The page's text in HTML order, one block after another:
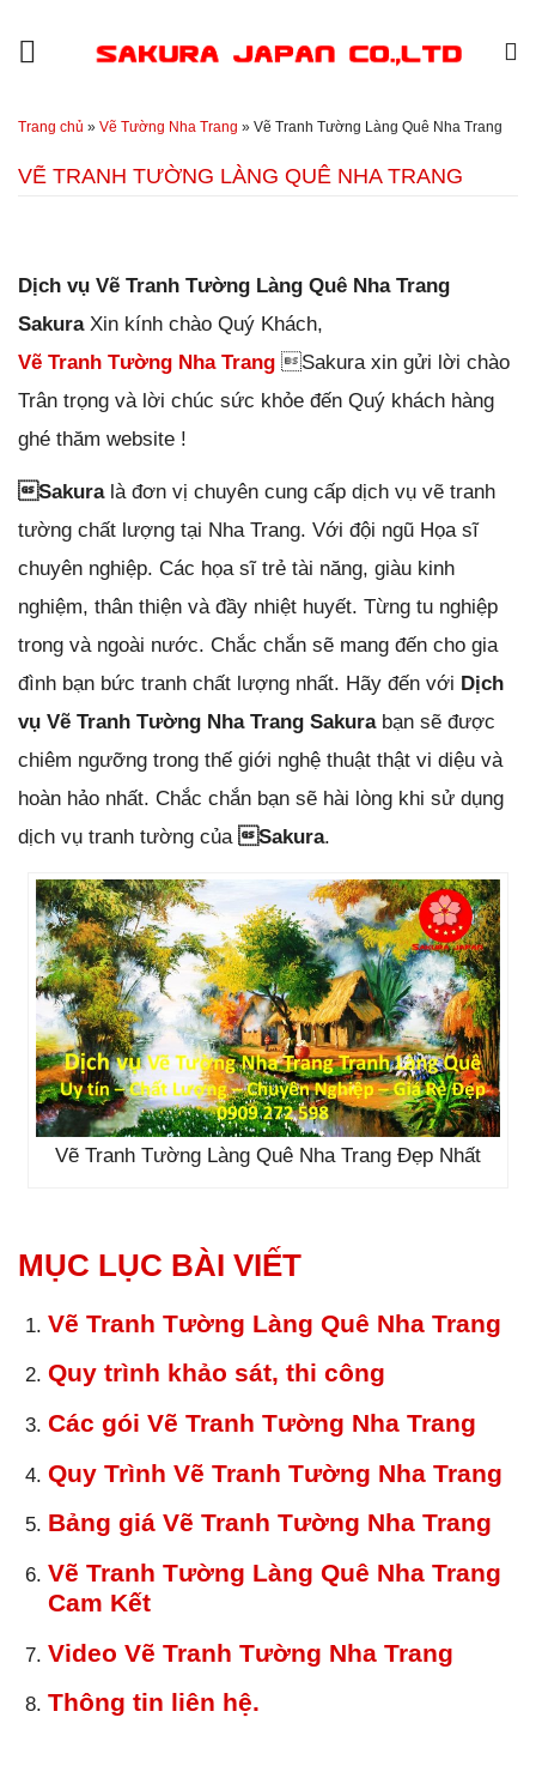
Trang chủ » Vẽ Tường Nha Trang » Vẽ Tranh Tường Làng Quê Nha Trang
VẼ TRANH TƯỜNG LÀNG QUÊ NHA TRANG
Dịch vụ Vẽ Tranh Tường Làng Quê Nha Trang
Sakura Xin kính chào Quý Khách,
Vẽ Tranh Tường Nha Trang Sakura xin gửi lời chào
Trân trọng và lời chúc sức khỏe đến Quý khách hàng
ghé thăm website !
Sakura là đơn vị chuyên cung cấp dịch vụ vẽ tranh
tường chất lượng tại Nha Trang. Với đội ngũ Họa sĩ
chuyên nghiệp. Các họa sĩ trẻ tài năng, giàu kinh
nghiệm, thân thiện và đầy nhiệt huyết. Từng tu nghiệp
trong và ngoài nước. Chắc chắn sẽ mang đến cho gia
đình bạn bức tranh chất lượng nhất. Hãy đến với Dịch
vụ Vẽ Tranh Tường Nha Trang Sakura bạn sẽ được
chiêm ngưỡng trong thế giới nghệ thuật thật vi diệu và
hoàn hảo nhất. Chắc chắn bạn sẽ hài lòng khi sử dụng
dịch vụ tranh tường của Sakura.
Vẽ Tranh Tường Làng Quê Nha Trang Đẹp Nhất
MỤC LỤC BÀI VIẾT
Vẽ Tranh Tường Làng Quê Nha Trang
Quy trình khảo sát, thi công
Các gói Vẽ Tranh Tường Nha Trang
Quy Trình Vẽ Tranh Tường Nha Trang
Bảng giá Vẽ Tranh Tường Nha Trang
Vẽ Tranh Tường Làng Quê Nha Trang
Cam Kết
Video Vẽ Tranh Tường Nha Trang
Thông tin liên hệ.